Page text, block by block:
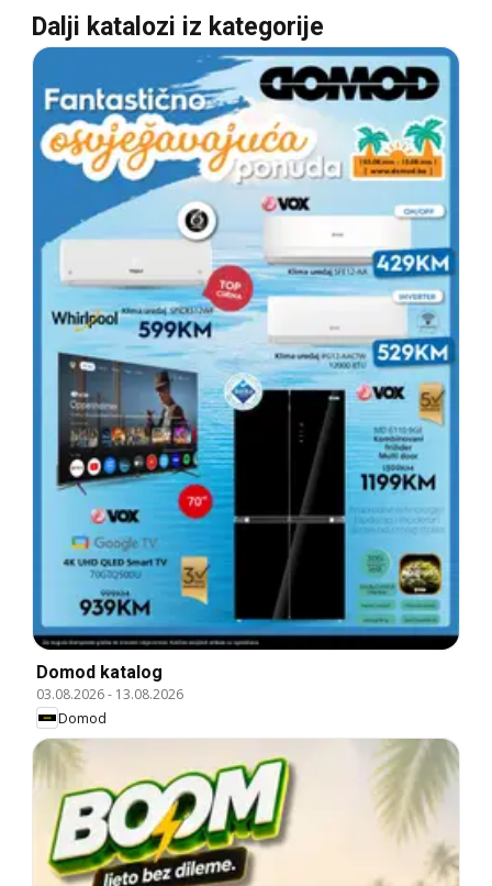
Dalji katalozi iz kategorije
Domod katalog
03.08.2026- 13.08.2026
Domod